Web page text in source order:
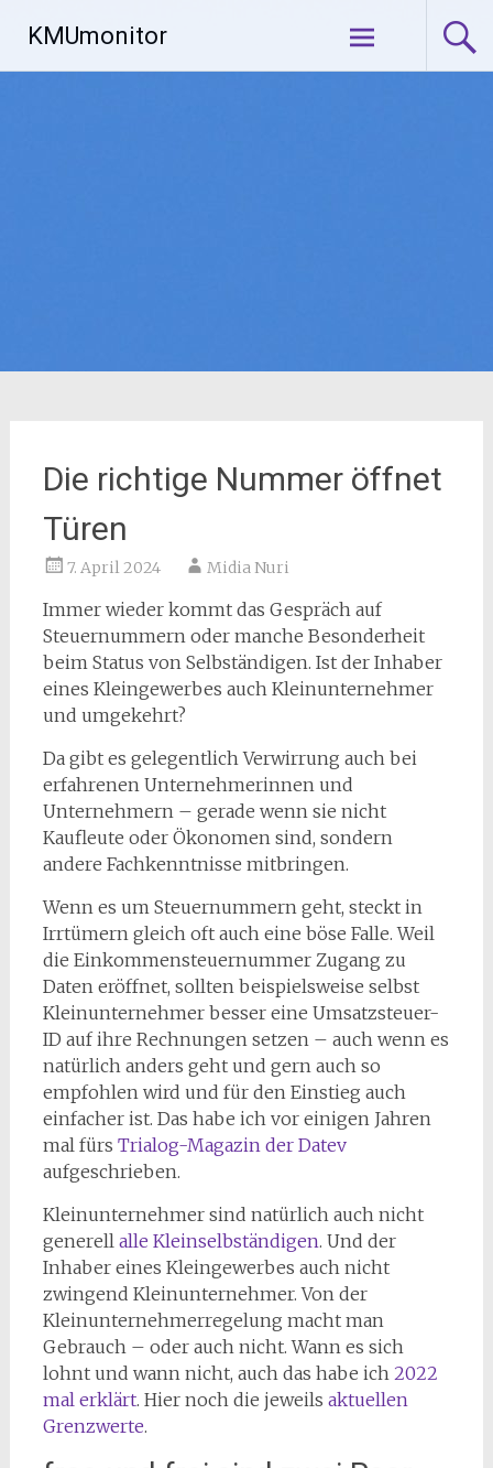
Inhalt
springen
KMUmonitor
Die richtige Nummer öffnet
Türen
7. April 2024 Midia Nuri
Immer wieder kommt das Gespräch auf
Steuernummern oder manche Besonderheit
beim Status von Selbständigen. Ist der Inhaber
eines Kleingewerbes auch Kleinunternehmer
und umgekehrt?
Da gibt es gelegentlich Verwirrung auch bei
erfahrenen Unternehmerinnen und
Unternehmern – gerade wenn sie nicht
Kaufleute oder Ökonomen sind, sondern
andere Fachkenntnisse mitbringen.
Wenn es um Steuernummern geht, steckt in
Irrtümern gleich oft auch eine böse Falle. Weil
die Einkommensteuernummer Zugang zu
Daten eröffnet, sollten beispielsweise selbst
Kleinunternehmer besser eine Umsatzsteuer-
ID auf ihre Rechnungen setzen – auch wenn es
natürlich anders geht und gern auch so
empfohlen wird und für den Einstieg auch
einfacher ist. Das habe ich vor einigen Jahren
mal fürs Trialog-Magazin der Datev
aufgeschrieben.
Kleinunternehmer sind natürlich auch nicht
generell alle Kleinselbständigen. Und der
Inhaber eines Kleingewerbes auch nicht
zwingend Kleinunternehmer. Von der
Kleinunternehmerregelung macht man
Gebrauch – oder auch nicht. Wann es sich
lohnt und wann nicht, auch das habe ich 2022
mal erklärt. Hier noch die jeweils aktuellen
Grenzwerte.